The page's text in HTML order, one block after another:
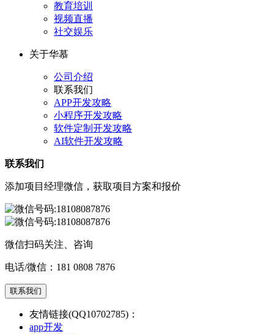
教育培训
视频直播
社交娱乐
关于华慕
公司介绍
联系我们
APP开发攻略
小程序开发攻略
软件定制开发攻略
AI软件开发攻略
联系我们
添加项目经理微信，获取项目方案和报价
微信扫码关注、咨询
电话/微信： 181 0808 7876
联系我们
友情链接(QQ10702785)：
app开发